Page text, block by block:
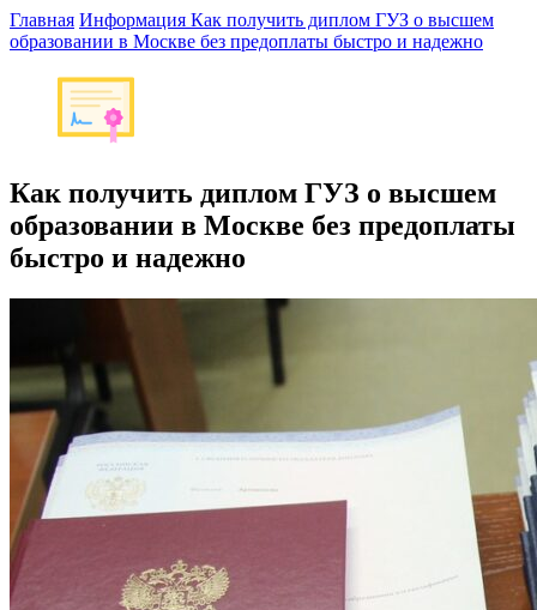
Главная Информация Как получить диплом ГУЗ о высшем
образовании в Москве без предоплаты быстро и надежно
Как получить диплом ГУЗ о высшем
образовании в Москве без предоплаты
быстро и надежно